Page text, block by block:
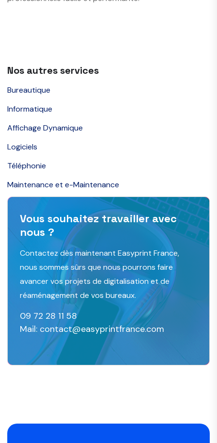
Nos autres services
Bureautique
Informatique
Affichage Dynamique
Logiciels
Téléphonie
Maintenance et e-Maintenance
Vous souhaitez travailler avec
nous ?
Contactez dès maintenant Easyprint France,
nous sommes sûrs que nous pourrons faire
avancer vos projets de digitalisation et de
réaménagement de vos bureaux.
09 72 28 11 58
Mail: contact@easyprintfrance.com